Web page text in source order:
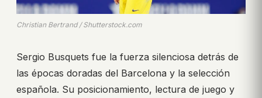
Christian Bertrand / Shutterstock.com
Sergio Busquets fue la fuerza silenciosa detrás de
las épocas doradas del Barcelona y la selección
española. Su posicionamiento, lectura de juego y